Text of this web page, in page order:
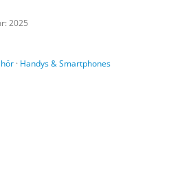
2025
· Handys & Smartphones